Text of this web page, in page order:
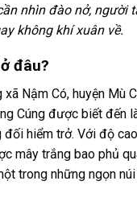
nhìn đào nở, người
không khí xuân về.
đâu?
Nậm Có, huyện Mù
Cúng được biết đến
hiểm trở. Với độ
mây trắng bao phủ
trong những ngọn